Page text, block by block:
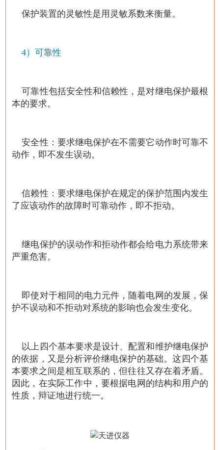
保护装置的灵敏性是用灵敏系数来衡量。
4）可靠性
可靠性包括安全性和信赖性，是对继电保护最根
本的要求。
安全性：要求继电保护在不需要它动作时可靠不
动作，即不发生误动。
信赖性：要求继电保护在规定的保护范围内发生
了应该动作的故障时可靠动作，即不拒动。
继电保护的误动作和拒动作都会给电力系统带来
严重危害。
即使对于相同的电力元件，随着电网的发展，保
护不误动和不拒动对系统的影响也会发生变化。
以上四个基本要求是设计、配置和维护继电保护
的依据，又是分析评价继电保护的基础。这四个基
本要求之间是相互联系的，但往往又存在着矛盾。
因此，在实际工作中，要根据电网的结构和用户的
性质，辩证地进行统一。